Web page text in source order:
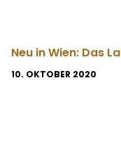
Neu in Wien: Das
10. OKTOBER 2020